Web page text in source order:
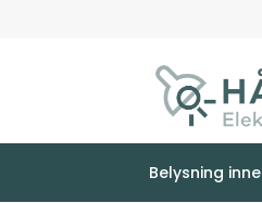
Belysning inne